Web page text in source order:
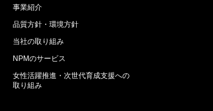
事業紹介
品質方針・環境方針
当社の取り組み
NPMのサービス
女性活躍推進・次世代育成支援への
取り組み